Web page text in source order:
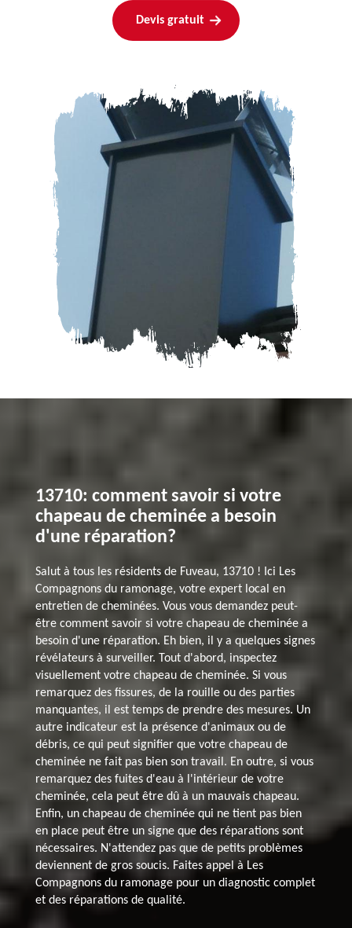
Devis gratuit
13710: comment savoir si votre
chapeau de cheminée a besoin
d'une réparation?
Salut à tous les résidents de Fuveau, 13710 ! Ici Les
Compagnons du ramonage, votre expert local en
entretien de cheminées. Vous vous demandez peut-
être comment savoir si votre chapeau de cheminée a
besoin d'une réparation. Eh bien, il y a quelques signes
révélateurs à surveiller. Tout d'abord, inspectez
visuellement votre chapeau de cheminée. Si vous
remarquez des fissures, de la rouille ou des parties
manquantes, il est temps de prendre des mesures. Un
autre indicateur est la présence d'animaux ou de
débris, ce qui peut signifier que votre chapeau de
cheminée ne fait pas bien son travail. En outre, si vous
remarquez des fuites d'eau à l'intérieur de votre
cheminée, cela peut être dû à un mauvais chapeau.
Enfin, un chapeau de cheminée qui ne tient pas bien
en place peut être un signe que des réparations sont
nécessaires. N'attendez pas que de petits problèmes
deviennent de gros soucis. Faites appel à Les
Compagnons du ramonage pour un diagnostic complet
et des réparations de qualité.